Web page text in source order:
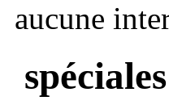
aucune
spéciales